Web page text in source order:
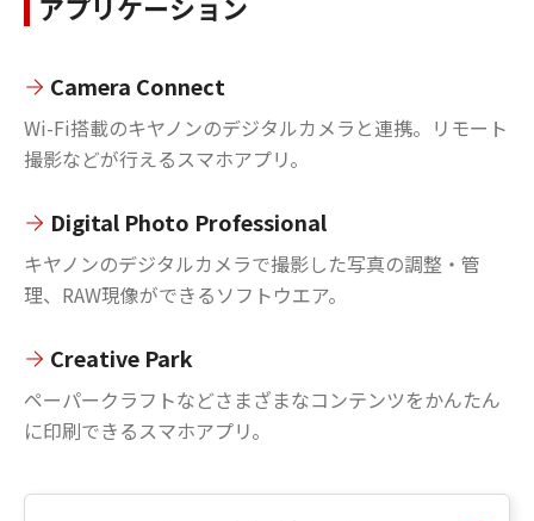
Camera Connect
Wi-Fi搭載のキヤノンのデジタルカメラと連携。リモート
撮影などが行えるスマホアプリ。
Digital Photo Professional
キヤノンのデジタルカメラで撮影した写真の調整・管
理、RAW現像ができるソフトウエア。
Creative Park
ペーパークラフトなどさまざまなコンテンツをかんたん
に印刷できるスマホアプリ。